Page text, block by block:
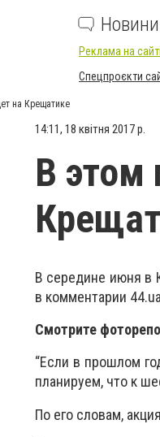
Новини
Реклама на сайті
Спецпроєкти
на Крещатике
14:11, 18 квітня 2017 р.
В этом
В середине июня в
в комментарии
Смотрите
“Если в прошлом
планируем, что к
По его словам,